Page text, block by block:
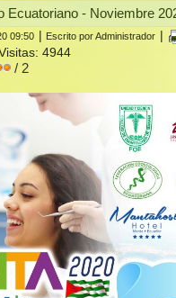
Ecuatoriano - Noviembre
09:50 Escrito por Administrador
4944
/ 2